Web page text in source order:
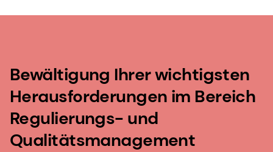
Bewältigung Ihrer wichtigsten
Herausforderungen im Bereich
Regulierungs- und
Qualitätsmanagement